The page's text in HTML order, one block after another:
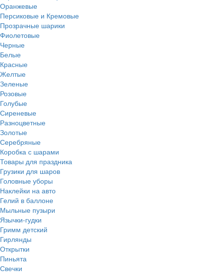
Оранжевые
Персиковые и Кремовые
Прозрачные шарики
Фиолетовые
Черные
Белые
Красные
Желтые
Зеленые
Розовые
Голубые
Сиреневые
Разноцветные
Золотые
Серебряные
Коробка с шарами
Товары для праздника
Грузики для шаров
Головные уборы
Наклейки на авто
Гелий в баллоне
Мыльные пузыри
Язычки-гудки
Гримм детский
Гирлянды
Открытки
Пиньята
Свечки